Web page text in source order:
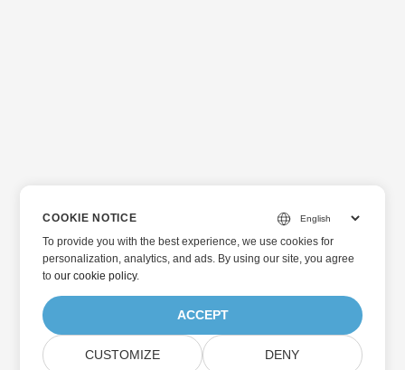
COOKIE NOTICE
To provide you with the best experience, we use cookies for
personalization, analytics, and ads. By using our site, you agree
toour cookie policy.
ACCEPT
CUSTOMIZE DENY